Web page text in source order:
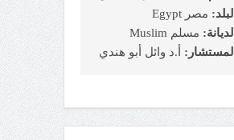
البلد: مصر Egypt
الديانة: مسلم Muslim
المستشار: أ.د وائل أبو هندي